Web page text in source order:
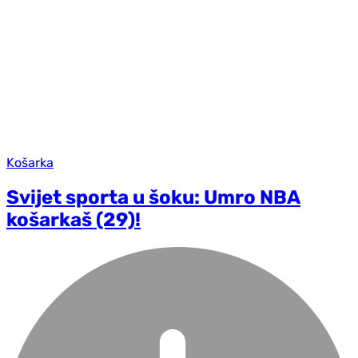
Košarka
Svijet sporta u šoku: Umro NBA
košarkaš (29)!